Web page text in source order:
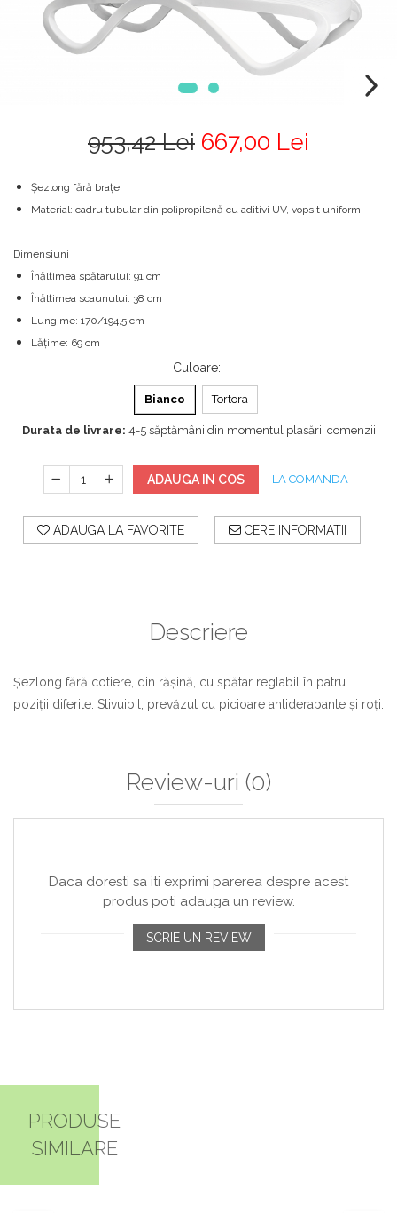
953,42 Lei 667,00 Lei
Șezlong fără brațe.
Material: cadru tubular din polipropilenă cu aditivi UV, vopsit uniform.
Dimensiuni
Înălțimea spătarului: 91 cm
Înălțimea scaunului: 38 cm
Lungime: 170/194,5 cm
Lățime: 69 cm
Culoare:
Bianco Tortora
Durata de livrare: 4-5 săptămâni din momentul plasării comenzii
ADAUGA IN COS LA COMANDA
ADAUGA LA FAVORITE CERE INFORMATII
Descriere
Șezlong fără cotiere, din rășină, cu spătar reglabil în patru
poziții diferite. Stivuibil, prevăzut cu picioare antiderapante și roți.
Review-uri (0)
Daca doresti sa iti exprimi parerea despre acest
produs poti adauga un review.
SCRIE UN REVIEW
PRODUSE
SIMILARE